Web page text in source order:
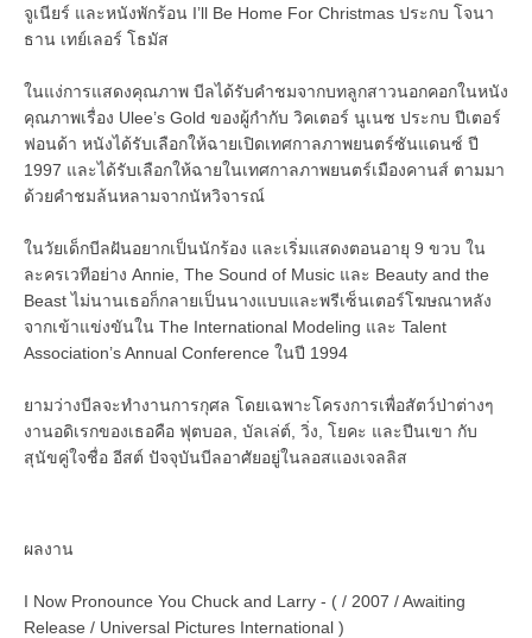
จูเนียร์ และหนังพักร้อน I’ll Be Home For Christmas ประกบ โจนา
ธาน เทย์เลอร์ โธมัส
ในแง่การแสดงคุณภาพ บีลได้รับคำชมจากบทลูกสาวนอกคอกในหนัง
คุณภาพเรื่อง Ulee’s Gold ของผู้กำกับ วิคเตอร์ นูเนซ ประกบ ปีเตอร์
ฟอนด้า หนังได้รับเลือกให้ฉายเปิดเทศกาลภาพยนตร์ซันแดนซ์ ปี
1997 และได้รับเลือกให้ฉายในเทศกาลภาพยนตร์เมืองคานส์ ตามมา
ด้วยคำชมล้นหลามจากนัหวิจารณ์
ในวัยเด็กบีลฝันอยากเป็นนักร้อง และเริ่มแสดงตอนอายุ 9 ขวบ ใน
ละครเวทีอย่าง Annie, The Sound of Music และ Beauty and the
Beast ไม่นานเธอก็กลายเป็นนางแบบและพรีเซ็นเตอร์โฆษณาหลัง
จากเข้าแข่งขันใน The International Modeling และ Talent
Association’s Annual Conference ในปี 1994
ยามว่างบีลจะทำงานการกุศล โดยเฉพาะโครงการเพื่อสัตว์ป่าต่างๆ
งานอดิเรกของเธอคือ ฟุตบอล, บัลเล่ต์, วิ่ง, โยคะ และปีนเขา กับ
สุนัขคู่ใจชื่อ อีสต์ ปัจจุบันบีลอาศัยอยู่ในลอสแองเจลลิส
ผลงาน
I Now Pronounce You Chuck and Larry - ( / 2007 / Awaiting
Release / Universal Pictures International )